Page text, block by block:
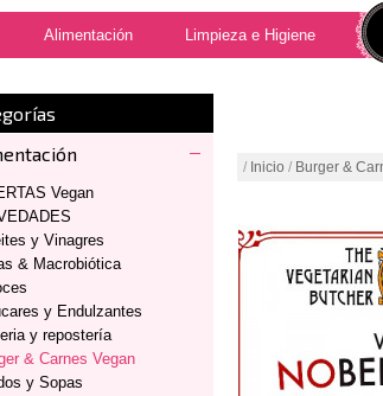
Alimentación Limpieza e Higiene
Vegan
y Vinagres
& Macrobiótica
y Endulzantes
y repostería
& Carnes Vegan
y Sopas
/ Inicio / Burger &